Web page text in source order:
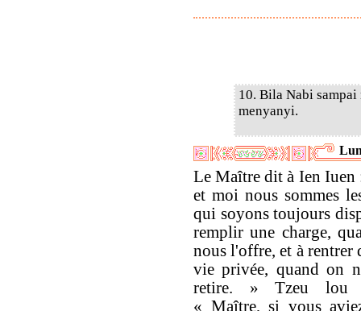
10. Bila Nabi
menyanyi.
Le Maître dit à Ien Iuen
et moi nous sommes
qui soyons toujours
remplir une charge,
nous l'offre, et à rentrer
vie privée, quand on
retire. » Tzeu
« Maître, si vous